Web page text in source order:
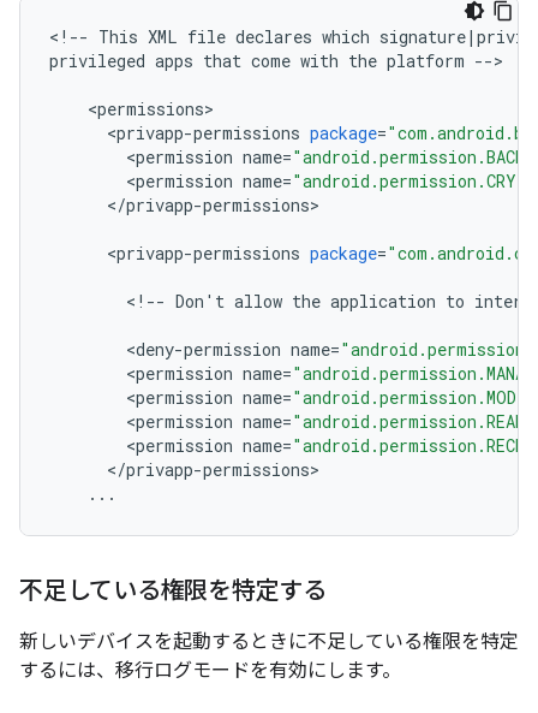
< ! -- This XML file declares which signature|
privileged apps that come with the platform -->
<permissions>
<privapp-permissions package=
<permission name=
<permission name=
</privapp-permissions>
<privapp-permissions package=
< ! -- Don ' t allow the application to
<deny-permission name=
<permission name=
<permission name=
<permission name=
<permission name=
</privapp-permissions>
...
不足している権限を特定する
新しいデバイスを起動するときに不足している権限を特定
するには、移行ログモードを有効にします。